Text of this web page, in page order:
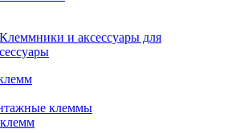
Клеммники и аксессуары для
клеммы